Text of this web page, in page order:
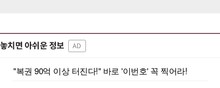
놓치면 아쉬운 정보 AD